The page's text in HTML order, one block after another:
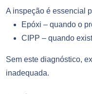
A inspeção é essencial
Epóxi – quando o
CIPP – quando
Sem este diagnóstico,
inadequada.